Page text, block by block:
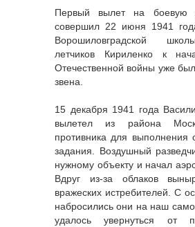
Первый вылет на боевую
совершил 22 июня 1941
Ворошиловградской
летчиков Кириленко к
Отечественной войны уже
звена.
15 декабря 1941 года
вылетел из района
противника для выполнения
задания. Воздушный
нужному объекту и начал
Вдруг из-за облаков
вражеских истребителей. С
набросились они на наш
удалось увернуться от